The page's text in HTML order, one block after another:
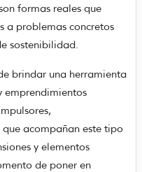
formas reales que
a problemas concretos
sostenibilidad.
brindar una herramienta
emprendimientos
acompañan este tipo
y elementos
de poner en